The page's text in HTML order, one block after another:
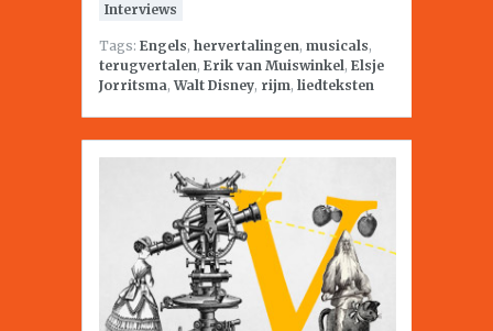
Interviews
Tags: Engels, hervertalingen, musicals,
terugvertalen, Erik van Muiswinkel, Elsje
Jorritsma,Walt Disney, rijm, liedteksten